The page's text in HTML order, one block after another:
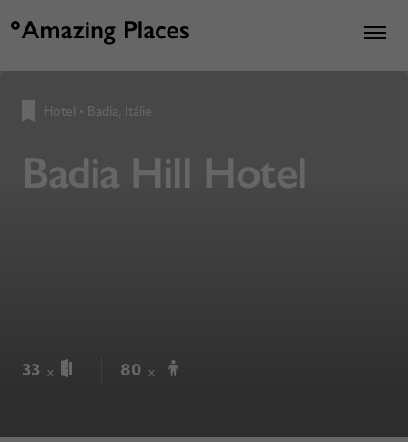
Hotel • Badia, Itálie
Badia Hill Hotel
33 x 80 x